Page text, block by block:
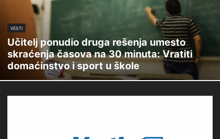
VESTI
Učitelj ponudio druga rešenja umesto
skraćenja časova na 30 minuta: Vratiti
domaćinstvo i sport u škole